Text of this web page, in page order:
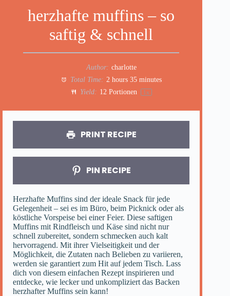
herzhafte muffins – so
saftig & schnell
Author: charlotte
Total Time: 2 hours 35 minutes
Yield: 12 Portionen 1x
PRINT RECIPE
PIN RECIPE
Herzhafte Muffins sind der ideale Snack für jede
Gelegenheit – sei es im Büro, beim Picknick oder als
köstliche Vorspeise bei einer Feier. Diese saftigen
Muffins mit Rindfleisch und Käse sind nicht nur
schnell zubereitet, sondern schmecken auch kalt
hervorragend. Mit ihrer Vielseitigkeit und der
Möglichkeit, die Zutaten nach Belieben zu variieren,
werden sie garantiert zum Hit auf jedem Tisch. Lass
dich von diesem einfachen Rezept inspirieren und
entdecke, wie lecker und unkompliziert das Backen
herzhafter Muffins sein kann!